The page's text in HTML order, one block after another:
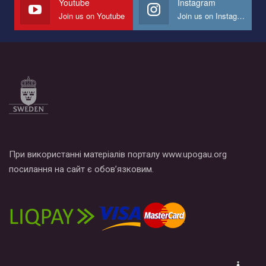
Все, что вам нужно сделать - это зайти на наш канал YouTube
по этой ссылке и поставить лайк под видео.
Join us on Youtube Join us on Instagram
При використанні матеріалів порталу www.upogau.org
посилання на сайт є обов’язковим.